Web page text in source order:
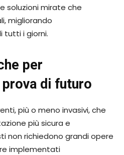
soluzioni mirate che
migliorando
tutti i giorni.
per
prova di futuro
più o meno invasivi, che
più sicura e
non richiedono grandi opere
implementati